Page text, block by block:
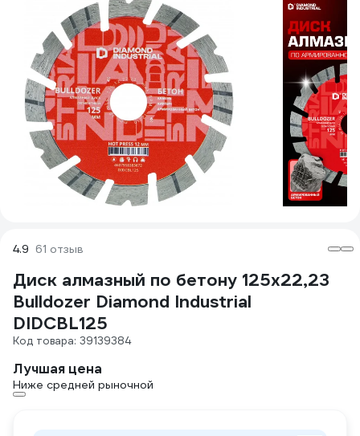
4.9 61 отзыв
Диск алмазный по бетону 125х22,23
Bulldozer Diamond Industrial
DIDCBL125
Код товара: 39139384
Лучшая цена
Ниже средней рыночной